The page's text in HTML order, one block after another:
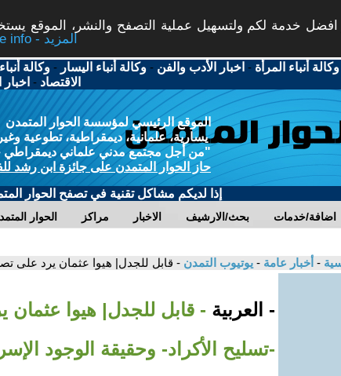
افضل خدمة لكم ولتسهيل عملية التصفح والنشر، الموقع
More info - المزيد
وكالة أنباء المرأة - اخبار الأدب والفن -وكالة أنباء اليسار -وكالة
الاقتصاد -
الموقع الرئيسي لمؤسسة الحوار المتمدن
يسارية، علمانية، ديمقراطية، تطوعية
"من أجل مجتمع مدني علماني ديمقراطي
حاز الحوار المتمدن على جائزة ابن رشد
إذا لديكم مشاكل تقنية في تصفح الحوار
الحوار مراكز الاخبار بحث/الارشيف اضافة/خدمات
- أخبار عامة - يوتيوب التمدن - قابل للجدل| هيوا عثمان يرد على
- العربية - قابل للجدل| هيوا
-تسليح الأكراد- وحقيقة الوجود